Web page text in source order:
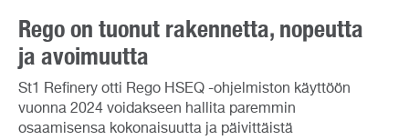
Rego on tuonut rakennetta, nopeutta
ja avoimuutta
St1 Refinery otti Rego HSEQ -ohjelmiston käyttöön
vuonna 2024 voidakseen hallita paremmin
osaamisensa kokonaisuutta ja päivittäistä